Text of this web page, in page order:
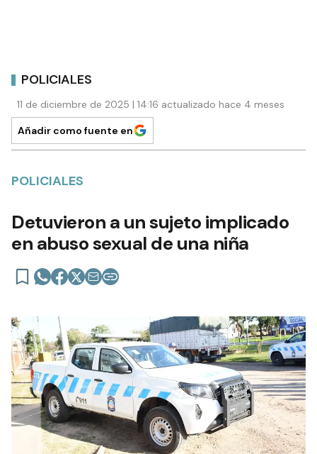
POLICIALES
11 de diciembre de 2025 | 14:16 actualizado hace 4 meses
Añadir como fuente en
POLICIALES
Detuvieron a un sujeto implicado
en abuso sexual de una niña